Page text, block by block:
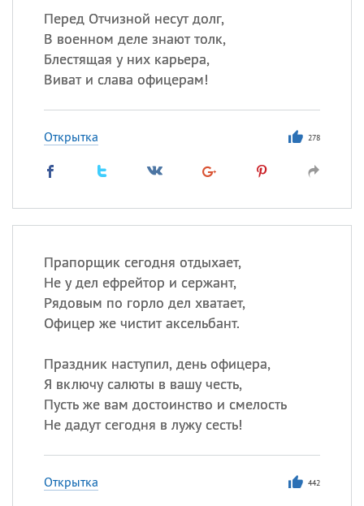
Перед Отчизной несут долг,
В военном деле знают толк,
Блестящая у них карьера,
Виват и слава офицерам!
Открытка 278
Прапорщик сегодня отдыхает,
Не у дел ефрейтор и сержант,
Рядовым по горло дел хватает,
Офицер же чистит аксельбант.
Праздник наступил, день офицера,
Я включу салюты в вашу честь,
Пусть же вам достоинство и смелость
Не дадут сегодня в лужу сесть!
Открытка 442